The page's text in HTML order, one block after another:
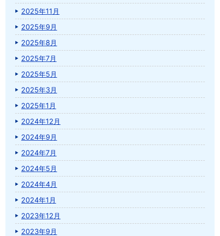
2025年11月
2025年9月
2025年8月
2025年7月
2025年5月
2025年3月
2025年1月
2024年12月
2024年9月
2024年7月
2024年5月
2024年4月
2024年1月
2023年12月
2023年9月